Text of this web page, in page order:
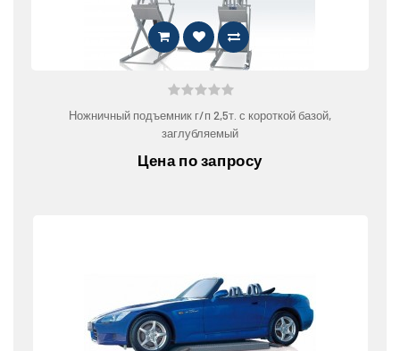
Ножничный подъемник г/п 2,5т. с короткой базой,
заглубляемый
Цена по запросу